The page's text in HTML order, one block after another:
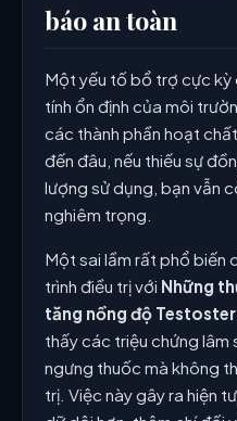
báo an toàn
Một yếu tố bổ trợ cực kỳ
tính ổn định của môi
các thành phần hoạt
đến đâu, nếu thiếu sự
lượng sử dụng, bạn vẫn
nghiêm trọng.
Một sai lầm rất phổ biến
trình điều trị với Những
tăng nồng độ
thấy các triệu chứng lâm
ngưng thuốc mà không
trị. Việc này gây ra hiện